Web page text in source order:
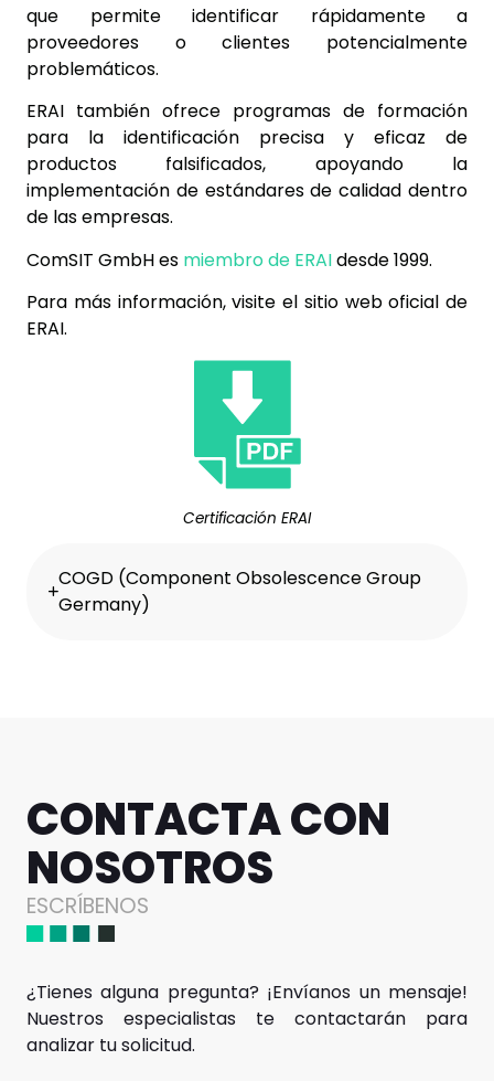
que permite identificar rápidamente a
proveedores o clientes potencialmente
problemáticos.
ERAI también ofrece programas de formación
para la identificación precisa y eficaz de
productos falsificados, apoyando la
implementación de estándares de calidad dentro
de las empresas.
ComSIT GmbH es miembro de ERAIdesde 1999.
Para más información, visite el sitio web oficial de
ERAI.
Certificación ERAI
COGD (Component Obsolescence Group
Germany)
CONTACTA CON
NOSOTROS
ESCRÍBENOS
¿Tienes alguna pregunta? ¡Envíanos un mensaje!
Nuestros especialistas te contactarán para
analizar tu solicitud.